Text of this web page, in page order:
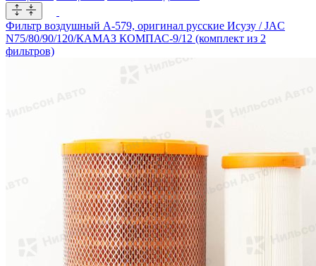
Фильтр воздушный A-579, оригинал русские Исузу / JAC
N75/80/90/120/КАМАЗ КОМПАС-9/12 (комплект из 2
фильтров)